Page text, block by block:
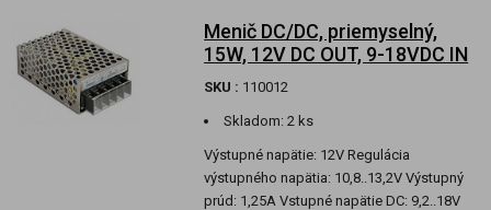
Menič DC/DC, priemyselný,
15W, 12V DC OUT, 9-18VDC IN
SKU : 110012
Skladom:2 ks
Výstupné napätie: 12V Regulácia
výstupného napätia: 10,8..13,2V Výstupný
prúd: 1,25A Vstupné napätie DC: 9,2..18V